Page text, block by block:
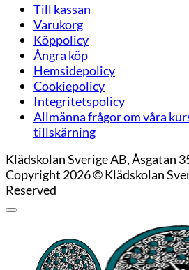
Till kassan
Varukorg
Köppolicy
Ångra köp
Hemsidepolicy
Cookiepolicy
Integritetspolicy
Allmänna frågor om våra
tillskärning
Klädskolan Sverige AB, Åsgatan
Copyright 2026 © Klädskolan
Reserved